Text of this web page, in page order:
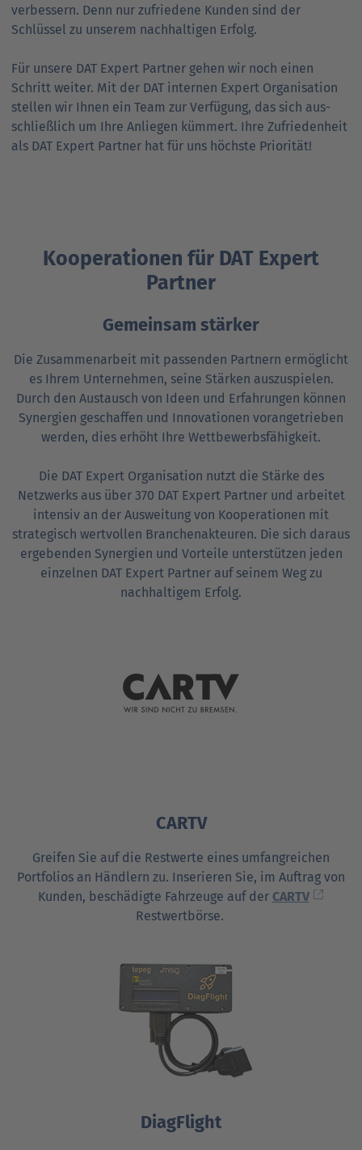
verbessern. Denn nur zufriedene Kunden sind der
Schlüssel zu unserem nach­haltigen Erfolg.
Für unsere DAT Expert Partner gehen wir noch einen
Schritt weiter. Mit der DAT internen Expert Organisation
stellen wir Ihnen ein Team zur Verfügung, das sich aus­
schließlich um Ihre Anliegen kümmert. Ihre Zufrieden­heit
als DAT Expert Partner hat für uns höchste Priorität!
Kooperationen für DAT Expert
Partner
Gemeinsam stärker
Die Zusammenarbeit mit passenden Partnern ermöglicht
es Ihrem Unternehmen, seine Stärken auszuspielen.
Durch den Austausch von Ideen und Erfahrungen können
Synergien geschaffen und Innovationen vorangetrieben
werden, dies erhöht Ihre Wettbewerbsfähigkeit.
Die DAT Expert Organisation nutzt die Stärke des
Netzwerks aus über 370 DAT Expert Partner und arbeitet
intensiv an der Ausweitung von Kooperationen mit
strategisch wertvollen Branchenakteuren. Die sich daraus
ergebenden Synergien und Vorteile unterstützen jeden
einzelnen DAT Expert Partner auf seinem Weg zu
nachhaltigem Erfolg.
CARTV
Greifen Sie auf die Rest­werte eines umfang­reichen
Portfolios an Händlern zu. Inserieren Sie, im Auftrag von
Kunden, beschädigte Fahrzeuge auf der CARTV
Restwert­börse.
DiagFlight